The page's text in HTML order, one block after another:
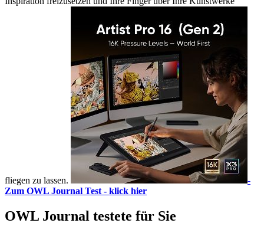
fliegen zu lassen.
-
Zum OWL Journal Test - klick hier
OWL Journal testete für Sie